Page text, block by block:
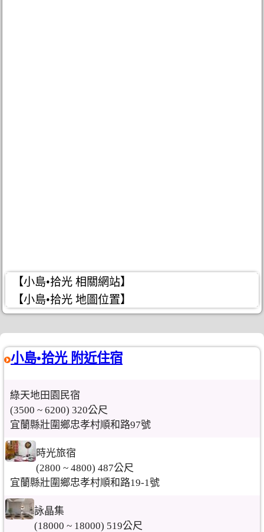
【小島•拾光 相關網站】
【小島•拾光 地圖位置】
小島•拾光 附近住宿
綠天地田園民宿
(3500 ~ 6200) 320公尺
宜蘭縣壯圍鄉忠孝村順和路97號
時光旅宿
(2800 ~ 4800) 487公尺
宜蘭縣壯圍鄉忠孝村順和路19-1號
詠晶集
(18000 ~ 18000) 519公尺